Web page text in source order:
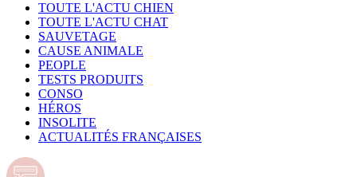
TOUTE L'ACTU CHIEN
TOUTE L'ACTU CHAT
SAUVETAGE
CAUSE ANIMALE
PEOPLE
TESTS PRODUITS
CONSO
HÉROS
INSOLITE
ACTUALITÉS FRANÇAISES